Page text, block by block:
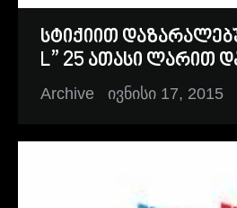
სტიქიით
L” 25 ათასი ლარით
Archive ივნისი 17, 2015